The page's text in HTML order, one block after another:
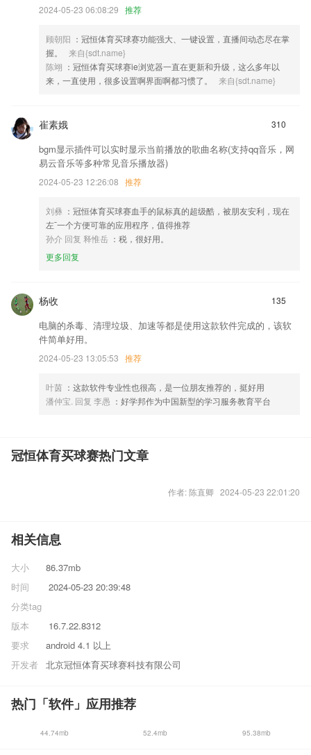
2024-05-23 06:08:29 推荐
顾朝阳 ：冠恒体育买球赛功能强大、一键设置，直播间动态尽在掌
握。
来自{sdt.name}
陈翊 ：冠恒体育买球赛ie浏览器一直在更新和升级，这么多年以
来，一直使用，很多设置啊界面啊都习惯了。
来自{sdt.name}
310
崔素娥
bgm显示插件可以实时显示当前播放的歌曲名称(支持qq音乐，网
易云音乐等多种常见音乐播放器)
2024-05-23 12:26:08 推荐
刘彝 ：冠恒体育买球赛血手的鼠标真的超级酷，被朋友安利，现在
左¯一个方便可靠的应用程序，值得推荐
孙介 回复 释惟岳 ：税，很好用。
更多回复
135
杨收
电脑的杀毒、清理垃圾、加速等都是使用这款软件完成的，该软
件简单好用。
2024-05-23 13:05:53 推荐
叶茵 ：这款软件专业性也很高，是一位朋友推荐的，挺好用
潘仲宝. 回复 李愚 ：好学邦作为中国新型的学习服务教育平台
冠恒体育买球赛热门文章
作者: 陈直卿 2024-05-23 22:01:20
相关信息
大小
86.37mb
时间
2024-05-23 20:39:48
分类tag
版本
16.7.22.8312
要求
android 4.1 以上
开发者
北京冠恒体育买球赛科技有限公司
热门「软件」应用推荐
44.74mb 52.4mb 95.38mb